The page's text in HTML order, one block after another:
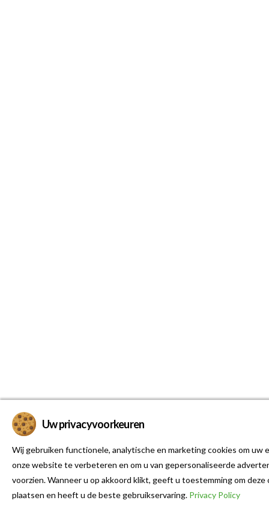
Uw privacyvoorkeuren
Wij gebruiken functionele, analytische en marketing cookies om uw
onze website te verbeteren en om u van gepersonaliseerde
voorzien. Wanneer u op akkoord klikt, geeft u toestemming om deze
plaatsen en heeft u de beste gebruikservaring. Privacy Policy